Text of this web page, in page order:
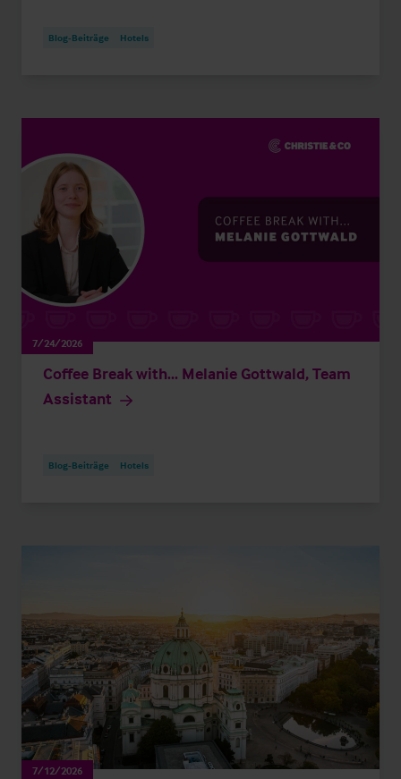
Blog-Beiträge Hotels
7/24/2026
Coffee Break with... Melanie Gottwald, Team
Assistant
Blog-Beiträge Hotels
7/12/2026